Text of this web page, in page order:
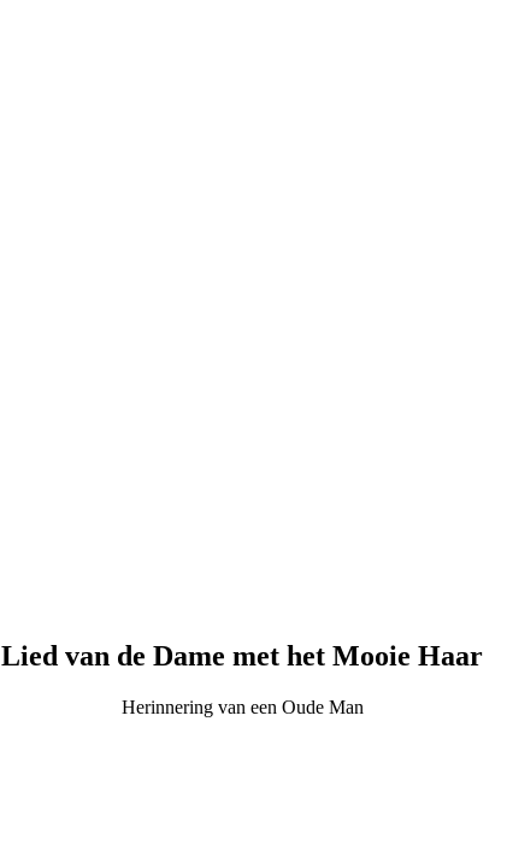
Lied van de Dame met het Mooie Haar
Herinnering van een Oude Man